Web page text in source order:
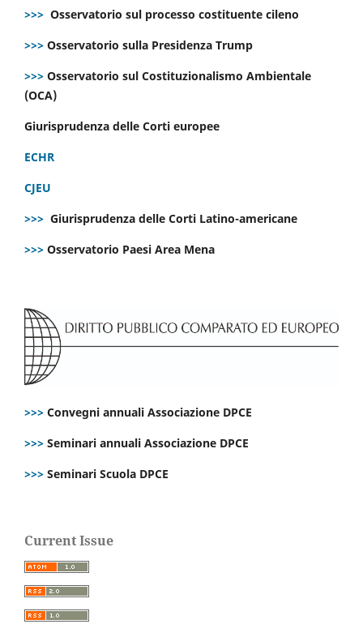
>>> Osservatorio sul processo costituente cileno
>>> Osservatorio sulla Presidenza Trump
>>> Osservatorio sul Costituzionalismo Ambientale
(OCA)
Giurisprudenza delle Corti europee
ECHR
CJEU
>>> Giurisprudenza delle Corti Latino-americane
>>> Osservatorio Paesi Area Mena
>>> Convegni annuali Associazione DPCE
>>> Seminari annuali Associazione DPCE
>>> Seminari Scuola DPCE
Current Issue